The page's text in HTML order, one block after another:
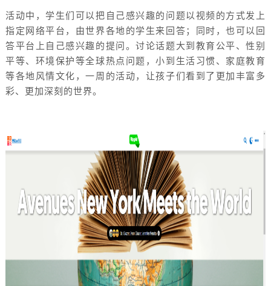
活动中，学生们可以把自己感兴趣的问题以视频的方式发上
指定网络平台，由世界各地的学生来回答；同时，也可以回
答平台上自己感兴趣的提问。讨论话题大到教育公平、性别
平等、环境保护等全球热点问题，小到生活习惯、家庭教育
等各地风情文化，一周的活动，让孩子们看到了更加丰富多
彩、更加深刻的世界。